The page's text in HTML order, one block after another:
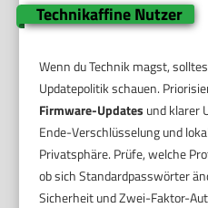
Technikaffine Nutzer
Wenn du Technik magst,
Updatepolitik schauen.
Firmware-Updates und klarer
Ende-Verschlüsselung und
Privatsphäre. Prüfe, welche
ob sich Standardpasswörter
Sicherheit und Zwei-Faktor-